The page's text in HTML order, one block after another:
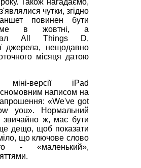
чутки, згідно
повинен бути
в жовтні, а
All Things D,
джерела, нещодавно
місяця датою
версії iPad
написом на
«We've got
you». Нормальний
звичайно ж, має бути
дещо, щоб показати
що ключове слово
- «маленький»,